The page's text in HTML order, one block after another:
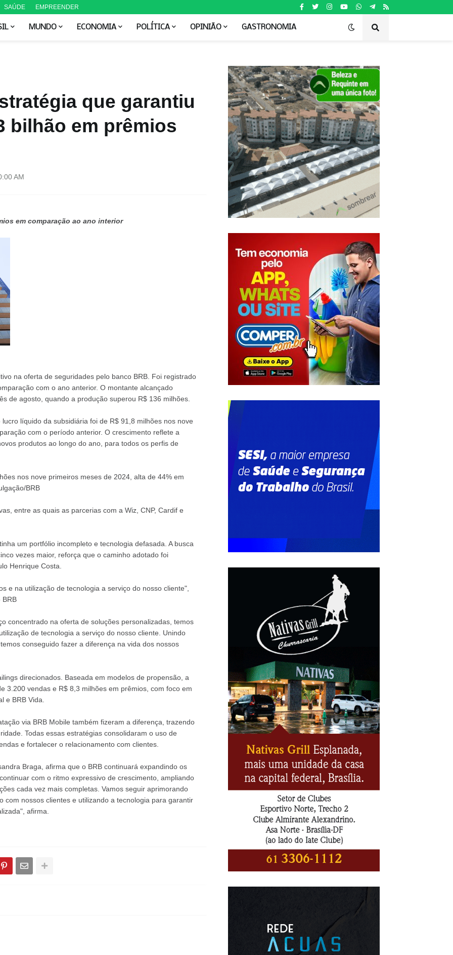
SAÚDE EMPREENDER
MUNDO ECONOMIA POLÍTICA OPINIÃO GASTRONOMIA
que garantiu
bilhão em prêmios
AM
em comparação ao ano interior
na oferta de seguridades pelo banco BRB. Foi registrado
com o ano anterior. O montante alcançado
de agosto, quando a produção superou R$ 136 milhões.
líquido da subsidiária foi de R$ 91,8 milhões nos nove
com o período anterior. O crescimento reflete a
produtos ao longo do ano, para todos os perfis de
nos nove primeiros meses de 2024, alta de 44% em
BRB
entre as quais as parcerias com a Wiz, CNP, Cardif e
um portfólio incompleto e tecnologia defasada. A busca
vezes maior, reforça que o caminho adotado foi
Henrique Costa.
e na utilização de tecnologia a serviço do nosso cliente",
BRB
concentrado na oferta de soluções personalizadas, temos
de tecnologia a serviço do nosso cliente. Unindo
conseguido fazer a diferença na vida dos nossos
direcionados. Baseada em modelos de propensão, a
3.200 vendas e R$ 8,3 milhões em prêmios, com foco em
e BRB Vida.
via BRB Mobile também fizeram a diferença, trazendo
Todas essas estratégias consolidaram o uso de
e fortalecer o relacionamento com clientes.
Braga, afirma que o BRB continuará expandindo os
com o ritmo expressivo de crescimento, ampliando
cada vez mais completas. Vamos seguir aprimorando
com nossos clientes e utilizando a tecnologia para garantir
afirma.